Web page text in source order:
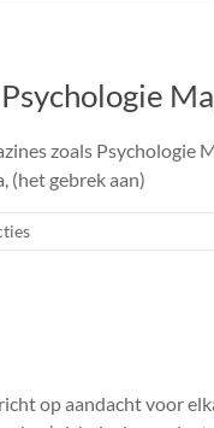
zoals
(het gebrek aan)
op aandacht voor